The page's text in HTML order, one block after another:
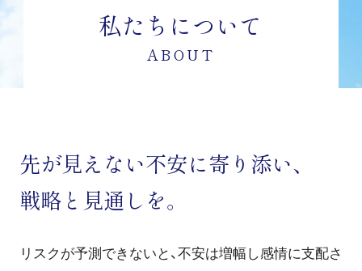
私たちについて
ABOUT
先が見えない不安に寄り添い、
戦略と見通しを。
リスクが予測できないと、不安は増幅し感情に支配さ